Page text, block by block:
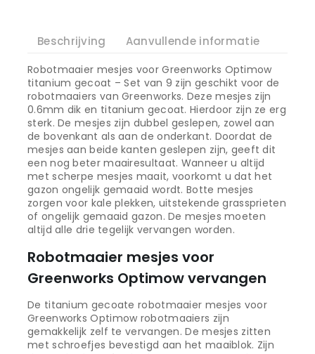
Beschrijving Aanvullende informatie
Robotmaaier mesjes voor Greenworks Optimow
titanium gecoat – Set van 9 zijn geschikt voor de
robotmaaiers van Greenworks. Deze mesjes zijn
0.6mm dik en titanium gecoat. Hierdoor zijn ze erg
sterk. De mesjes zijn dubbel geslepen, zowel aan
de bovenkant als aan de onderkant. Doordat de
mesjes aan beide kanten geslepen zijn, geeft dit
een nog beter maairesultaat. Wanneer u altijd
met scherpe mesjes maait, voorkomt u dat het
gazon ongelijk gemaaid wordt. Botte mesjes
zorgen voor kale plekken, uitstekende grassprieten
of ongelijk gemaaid gazon. De mesjes moeten
altijd alle drie tegelijk vervangen worden.
Robotmaaier mesjes voor
Greenworks Optimow vervangen
De titanium gecoate robotmaaier mesjes voor
Greenworks Optimow robotmaaiers zijn
gemakkelijk zelf te vervangen. De mesjes zitten
met schroefjes bevestigd aan het maaiblok. Zijn